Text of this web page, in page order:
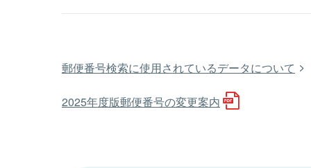
郵便番号検索に使用されているデータについて
2025年度版郵便番号の変更案内